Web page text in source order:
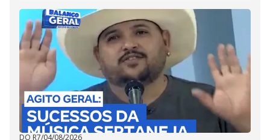
DO R7/04/08/2026